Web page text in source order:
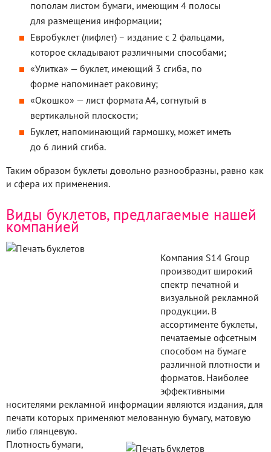
пополам листом бумаги, имеющим 4 полосы
для размещения информации;
Евробуклет (лифлет) – издание с 2 фальцами,
которое складывают различными способами;
«Улитка» — буклет, имеющий 3 сгиба, по
форме напоминает раковину;
«Окошко» — лист формата А4, согнутый в
вертикальной плоскости;
Буклет, напоминающий гармошку, может иметь
до 6 линий сгиба.
Таким образом буклеты довольно разнообразны, равно как
и сфера их применения.
Виды буклетов, предлагаемые нашей
компанией
Компания S14 Group
производит широкий
спектр печатной и
визуальной рекламной
продукции. В
ассортименте буклеты,
печатаемые офсетным
способом на бумаге
различной плотности и
форматов. Наиболее
эффективными
носителями рекламной информации являются издания, для
печати которых применяют мелованную бумагу, матовую
либо глянцевую.
Плотность бумаги,